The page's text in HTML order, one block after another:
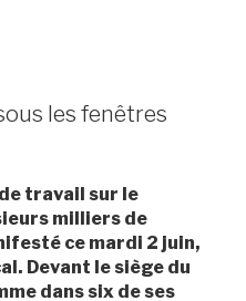
les fenêtres
travail sur le
milliers de
ce mardi 2 juin,
Devant le siège du
dans six de ses